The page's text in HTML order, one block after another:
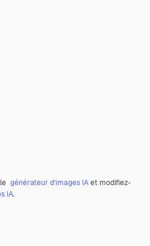
générateur d’images IAet modifiez-
IA.